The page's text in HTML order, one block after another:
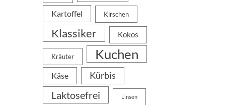
Kartoffel Kirschen
Klassiker Kokos
Kräuter Kuchen
Käse Kürbis
Laktosefrei Linsen